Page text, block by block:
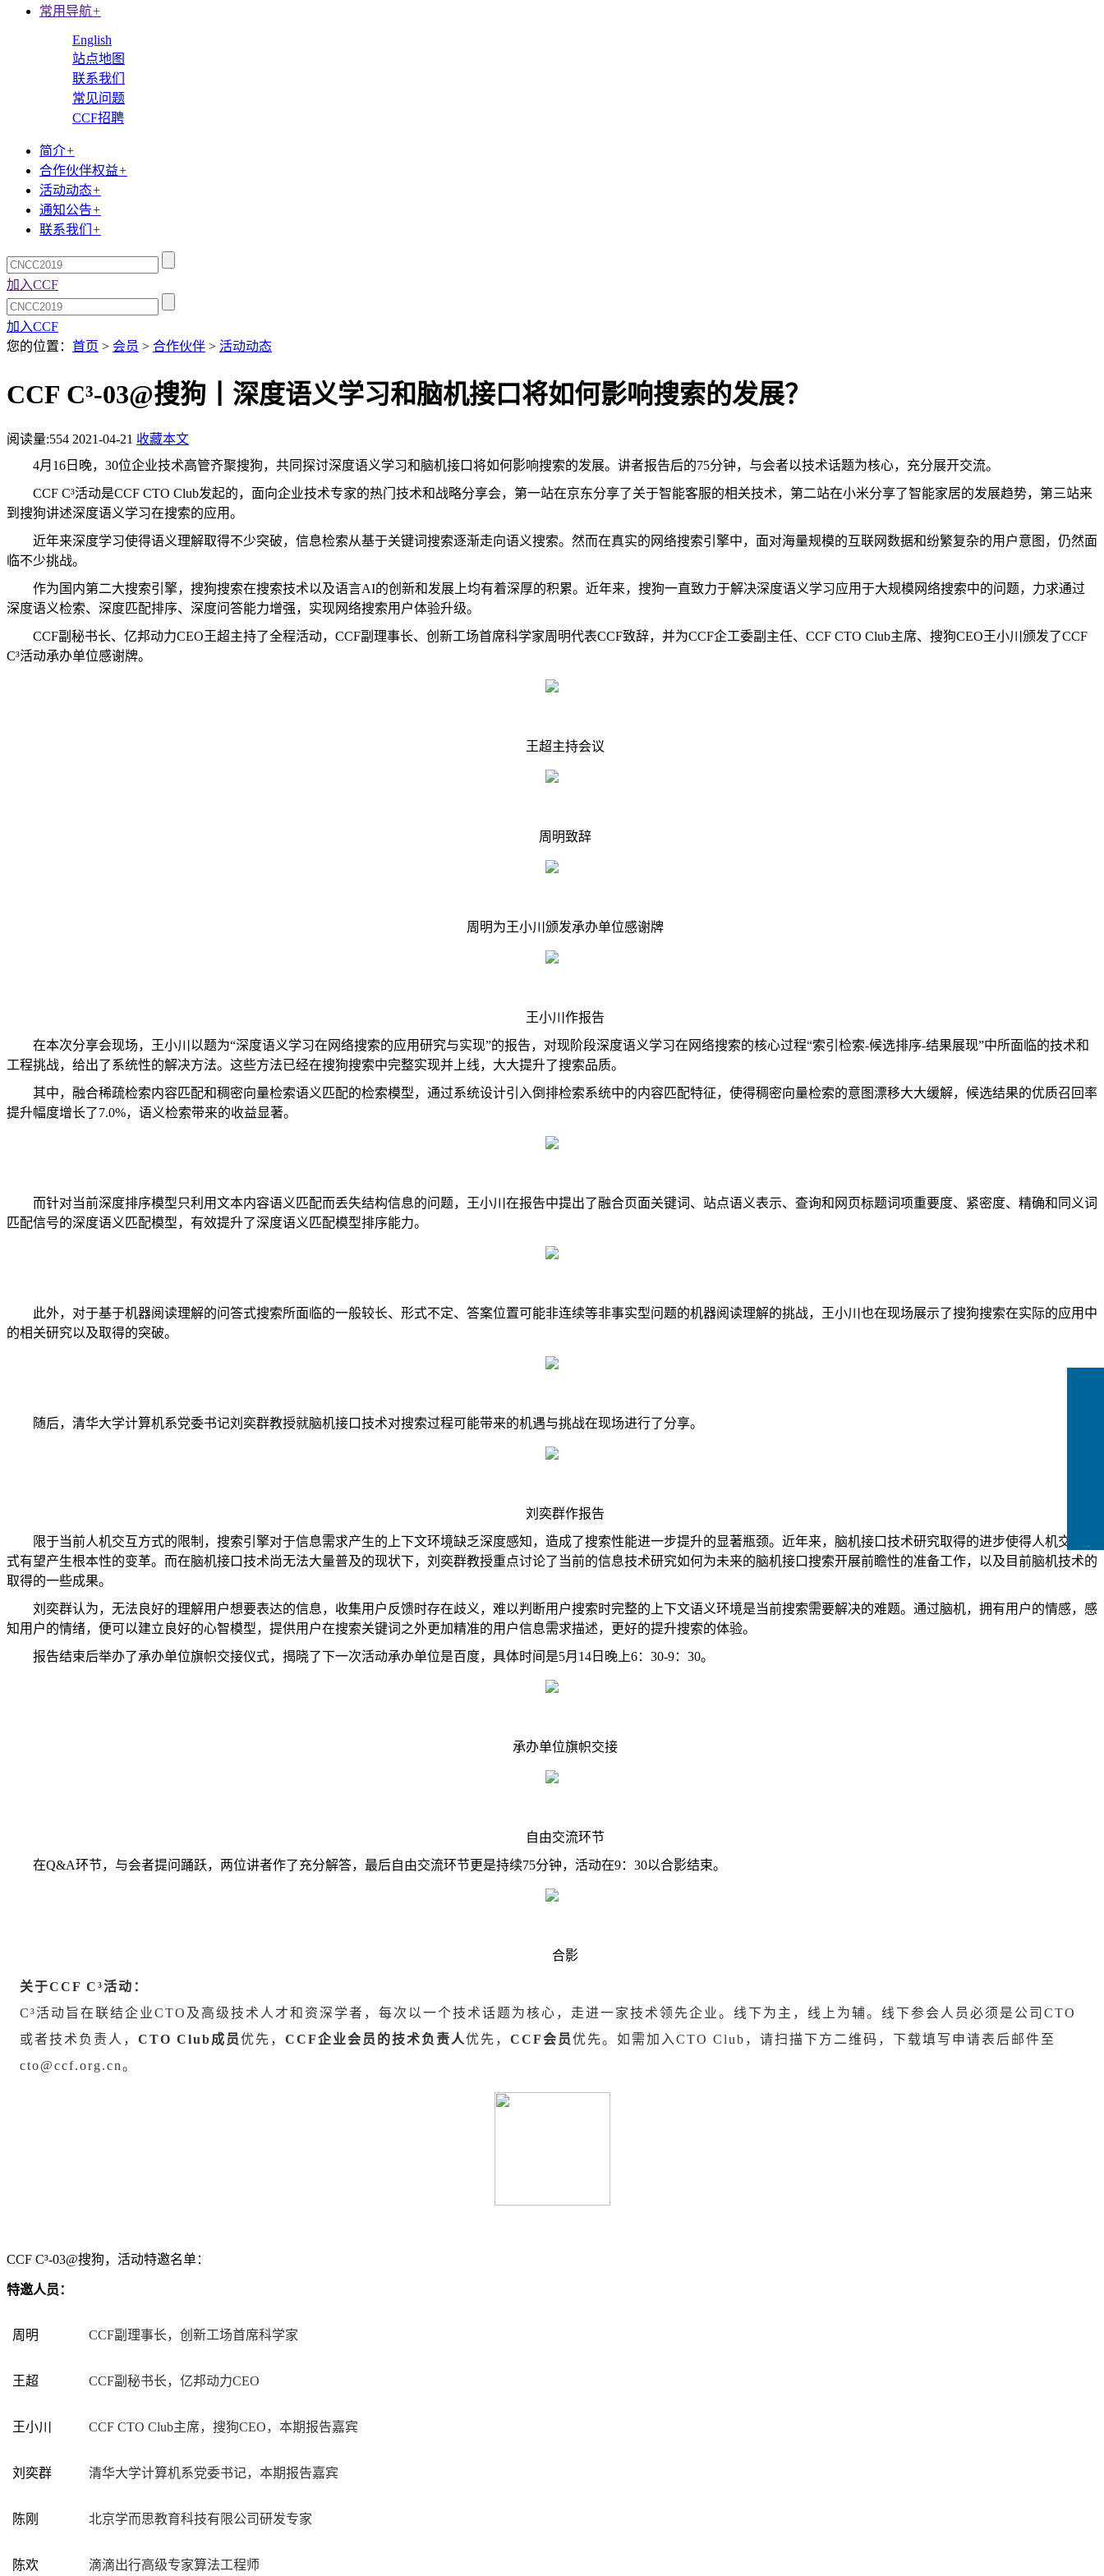
常用导航+
English
站点地图
联系我们
常见问题
CCF招聘
简介+
合作伙伴权益+
活动动态+
通知公告+
联系我们 +
加入CCF
加入CCF
您的位置： 首页 > 会员 > 合作伙伴 > 活动动态
CCF C³-03@搜狗丨深度语义学习和脑机接口将如何影响搜索的发展？
阅读量:554 2021-04-21 收藏本文
4月 16 日晚， 30位企业技术高管齐聚搜狗，共同探讨深度语义学习和脑机接口将如何影响搜索的发展。讲者报告后的75分钟，与会者以技术话题为核心，充分展开交流。
CCF C³活动是CCF CTO Club发起的，面向企业技术专家的热门技术和战略分享会，第一站在京东分享了关于智能客服的相关技术，第二站在小米分享了智能家居的发展趋势，第三站来
到搜狗讲述深度语义学习在搜索的应用。
近年来深度学习使得语义理解取得不少突破，信息检索从基于关键词搜索逐渐走向语义搜索。然而在真实的网络搜索引擎中，面对海量规模的互联网数据和纷繁复杂的用户意图，仍然面
临不少挑战。
作为国内第二大搜索引擎，搜狗搜索在搜索技术以及语言AI的创新和发展上均有着深厚的积累。近年来，搜狗一直致力于解决深度语义学习应用于大规模网络搜索中的问题，力求通过
深度语义检索、深度匹配排序、深度问答能力增强，实现网络搜索用户体验升级。
CCF副秘书长、亿邦动力CEO王超主持了全程活动， CCF副理事长、创新工场首席科学家周明代表CCF致辞，并为CCF企工委副主任、 CCF CTO Club主席、搜狗CEO王小川颁发了CCF
C³活动承办单位感谢牌。
王超主持会议
周明致辞
周明为王小川颁发承办单位感谢牌
王小川作报告
在本次分享会现场，王小川以题为“深度语义学习在网络搜索的应用研究与实现”的报告，对现阶段深度语义学习在网络搜索的核心过程“索引检索-候选排序-结果展现”中所面临的技术和
工程挑战，给出了系统性的解决方法。这些方法已经在搜狗搜索中完整实现并上线，大大提升了搜索品质。
其中，融合稀疏检索内容匹配和稠密向量检索语义匹配的检索模型，通过系统设计引入倒排检索系统中的内容匹配特征，使得稠密向量检索的意图漂移大大缓解，候选结果的优质召回率
提升幅度增长了7.0%，语义检索带来的收益显著。
而针对当前深度排序模型只利用文本内容语义匹配而丢失结构信息的问题，王小川在报告中提出了融合页面关键词、站点语义表示、查询和网页标题词项重要度、紧密度、精确和同义词
匹配信号的深度语义匹配模型，有效提升了深度语义匹配模型排序能力。
此外，对于基于机器阅读理解的问答式搜索所面临的一般较长、形式不定、答案位置可能非连续等非事实型问题的机器阅读理解的挑战，王小川也在现场展示了搜狗搜索在实际的应用中
的相关研究以及取得的突破。
随后，清华大学计算机系党委书记刘奕群教授就脑机接口技术对搜索过程可能带来的机遇与挑战在现场进行了分享。
刘奕群作报告
限于当前人机交互方式的限制，搜索引擎对于信息需求产生的上下文环境缺乏深度感知，造成了搜索性能进一步提升的显著瓶颈。近年来，脑机接口技术研究取得的进步使得人机交互模
式有望产生根本性的变革。而在脑机接口技术尚无法大量普及的现状下，刘奕群教授重点讨论了当前的信息技术研究如何为未来的脑机接口搜索开展前瞻性的准备工作，以及目前脑机技术的
取得的一些成果。
刘奕群认为，无法良好的理解用户想要表达的信息，收集用户反馈时存在歧义，难以判断用户搜索时完整的上下文语义环境是当前搜索需要解决的难题。通过脑机，拥有用户的情感，感
知用户的情绪，便可以建立良好的心智模型，提供用户在搜索关键词之外更加精准的用户信息需求描述，更好的提升搜索的体验。
报告结束后举办了承办单位旗帜交接仪式，揭晓了下一次活动承办单位是百度，具体时间是5月 14 日晚上6： 30-9： 30。
承办单位旗帜交接
自由交流环节
在Q&A环节，与会者提问踊跃，两位讲者作了充分解答，最后自由交流环节更是持续75分钟，活动在9： 30以合影结束。
合影
关于CCF C³活动：
C³活动旨在联结企业CTO 及高级技术人才和资深学者，每次以一个技术话题为核心，走进一家技术领先企业。线下为主，线上为辅。线下参会人员必须是公司 CTO
或者技术负责人， CTO Club成员优先， CCF企业会员的技术负责人优先， CCF会员优先。如需加入 CTO Club ，请扫描下方二维码，下载填写申请表后邮件至
cto@ccf.org.cn。
CCF C³-03@搜狗，活动特邀名单：
特邀人员：
周明 CCF副理事长，创新工场首席科学家
王超 CCF副秘书长，亿邦动力CEO
王小川 CCF CTO Club主席，搜狗CEO，本期报告嘉宾
刘奕群 清华大学计算机系党委书记，本期报告嘉宾
陈刚 北京学而思教育科技有限公司研发专家
陈欢 滴滴出行高级专家算法工程师